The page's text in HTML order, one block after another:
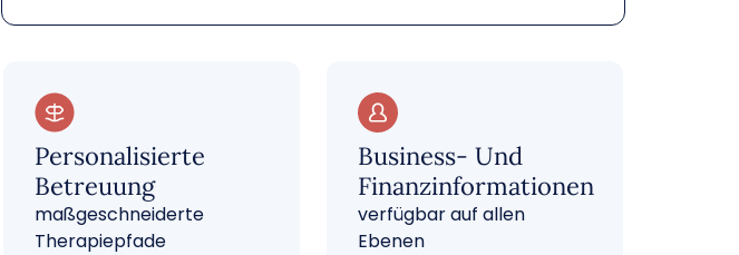
Personalisierte
Betreuung
maßgeschneiderte
Therapiepfade
Business- Und
Finanzinformationen
verfügbar auf allen
Ebenen